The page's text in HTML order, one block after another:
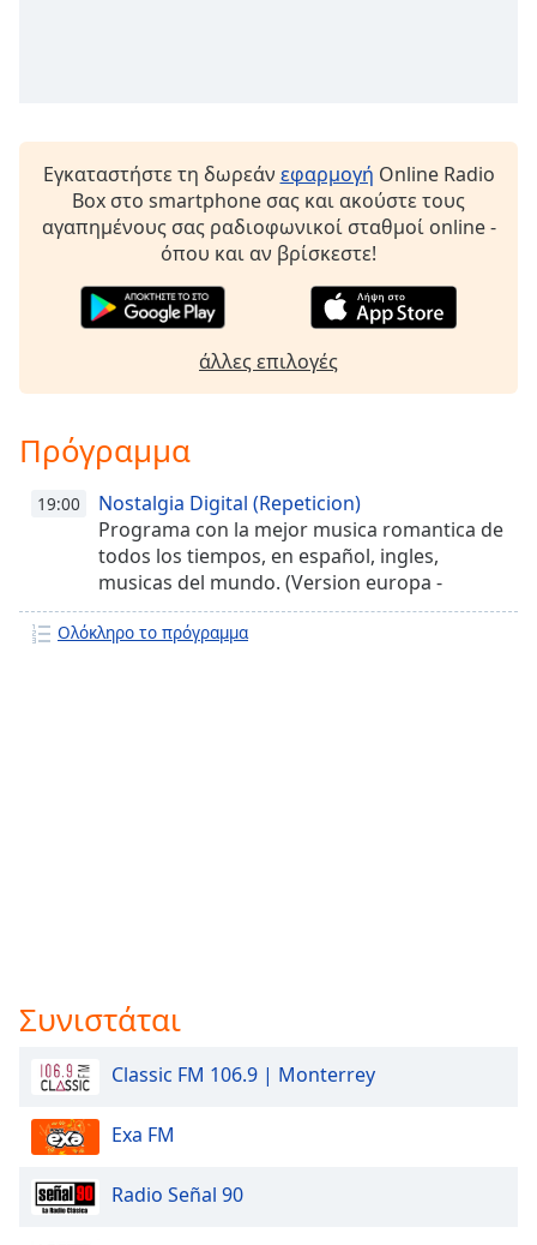
Reset
Done
Dialog
Εγκαταστήστε τη δωρεάν εφαρμογή Online Radio
Box στο smartphone σας και ακούστε τους
αγαπημένους σας ραδιοφωνικοί σταθμοί online -
όπου και αν βρίσκεστε!
άλλες επιλογές
Πρόγραμμα
19:00
Nostalgia Digital (Repeticion)
Programa con la mejor musica romantica de
todos los tiempos, en español, ingles,
musicas del mundo. (Version europa -
Transmision en repeticion)
Ολόκληρο το πρόγραμμα
Συνιστάται
Classic FM 106.9 | Monterrey
Exa FM
Radio Señal 90